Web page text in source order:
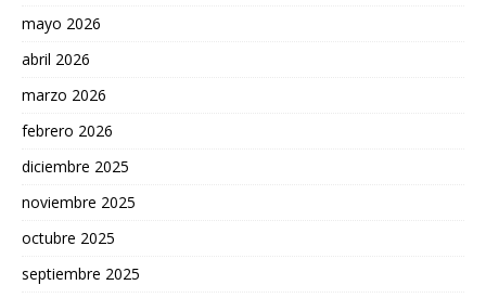
mayo 2026
abril 2026
marzo 2026
febrero 2026
diciembre 2025
noviembre 2025
octubre 2025
septiembre 2025